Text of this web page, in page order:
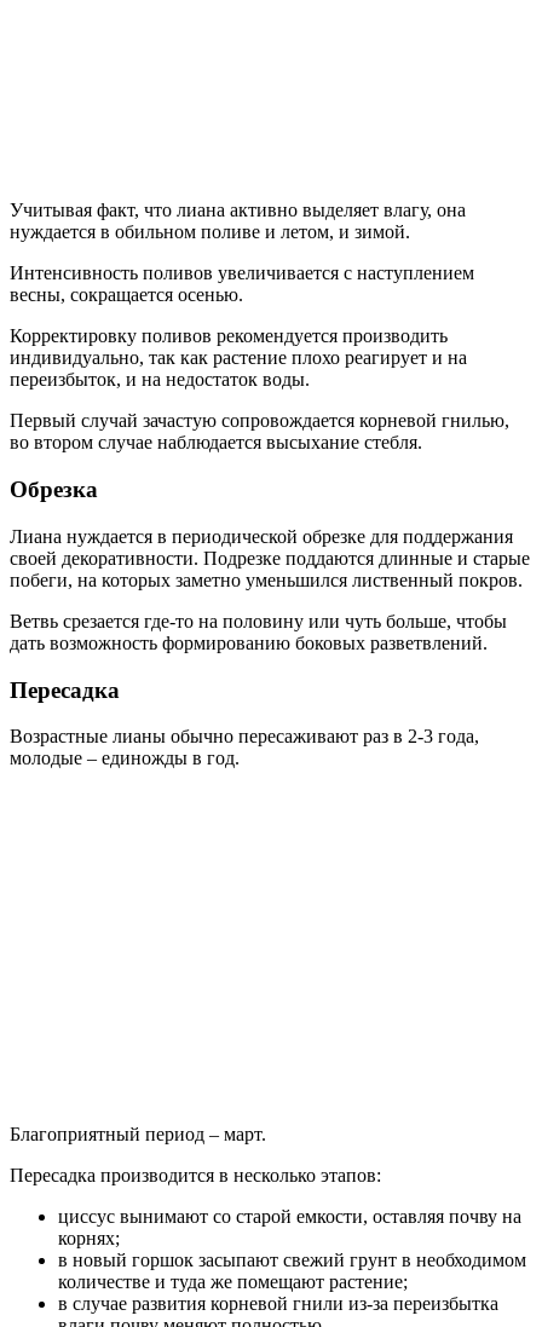
Учитывая факт, что лиана активно выделяет влагу, она
нуждается в обильном поливе и летом, и зимой.
Интенсивность поливов увеличивается с наступлением
весны, сокращается осенью.
Корректировку поливов рекомендуется производить
индивидуально, так как растение плохо реагирует и на
переизбыток, и на недостаток воды.
Первый случай зачастую сопровождается корневой гнилью,
во втором случае наблюдается высыхание стебля.
Обрезка
Лиана нуждается в периодической обрезке для поддержания
своей декоративности. Подрезке поддаются длинные и старые
побеги, на которых заметно уменьшился лиственный покров.
Ветвь срезается где-то на половину или чуть больше, чтобы
дать возможность формированию боковых разветвлений.
Пересадка
Возрастные лианы обычно пересаживают раз в 2-3 года,
молодые – единожды в год.
Благоприятный период – март.
Пересадка производится в несколько этапов:
циссус вынимают со старой емкости, оставляя почву на
корнях;
в новый горшок засыпают свежий грунт в необходимом
количестве и туда же помещают растение;
в случае развития корневой гнили из-за переизбытка